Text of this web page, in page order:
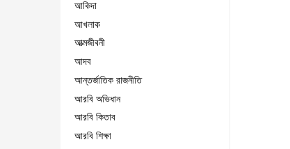
আকিদা
আখলাক
আত্মজীবনী
আদব
আন্তর্জাতিক রাজনীতি
আরবি অভিধান
আরবি কিতাব
আরবি শিক্ষা